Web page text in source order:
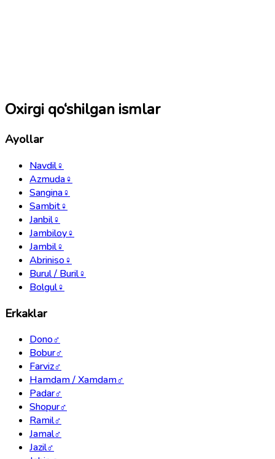
Oxirgi qo‘shilgan ismlar
Ayollar
Navdil♀
Azmuda♀
Sangina♀
Sambit♀
Janbil♀
Jambiloy♀
Jambil♀
Abriniso♀
Burul / Buril♀
Bolgul♀
Erkaklar
Dono♂
Bobur♂
Farviz♂
Hamdam / Xamdam♂
Padar♂
Shopur♂
Ramil♂
Jamal♂
Jazil♂